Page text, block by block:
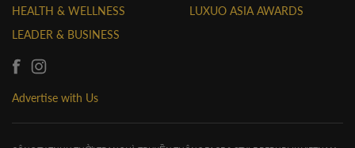
HEALTH & WELLNESS
LEADER & BUSINESS
LUXUO ASIA AWARDS
Advertise with Us